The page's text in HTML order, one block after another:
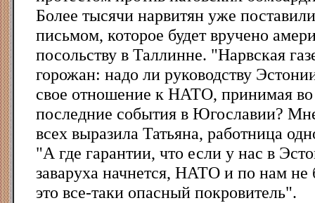
Более тысячи нарвитян уже
письмом, которое будет вручено
посольству в Таллинне. "Нарвская
горожан: надо ли руководству
свое отношение к НАТО, принимая
последние события в Югославии?
всех выразила Татьяна, работница
"А где гарантии, что если у нас в
заваруха начнется, НАТО и по нам не
это все-таки опасный покровитель".